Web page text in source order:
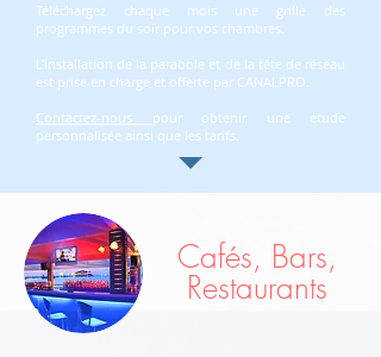
Téléchargez chaque mois une grille des
programmes du soir pour vos chambres.
L'installation de la parabole et de la tête de réseau
est prise en charge et offerte par CANALPRO.
Contactez-nous pour obtenir une étude
personnalisée ainsi que les tarifs.
Cafés, Bars,
Restaurants